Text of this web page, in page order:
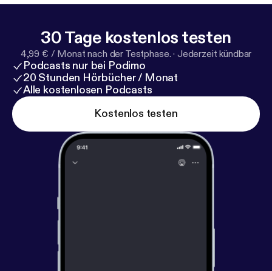
30 Tage kostenlos testen
4,99 € / Monat nach der Testphase. · Jederzeit kündbar
Podcasts nur bei Podimo
20 Stunden Hörbücher / Monat
Alle kostenlosen Podcasts
Kostenlos testen